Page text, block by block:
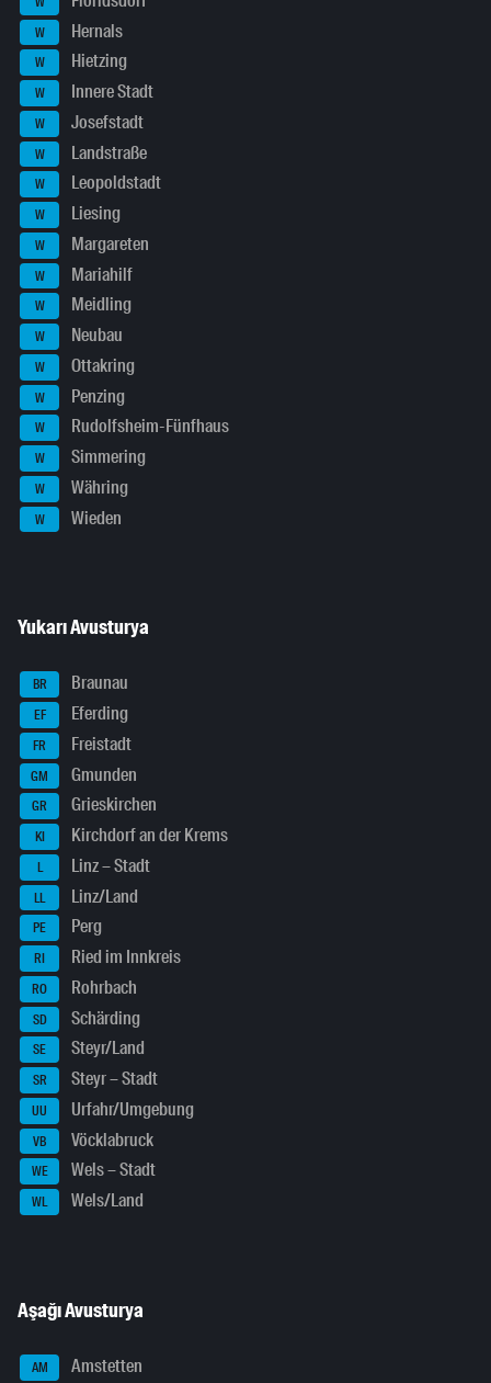
W Hernals
W Hietzing
W Innere Stadt
W Josefstadt
W Landstraße
W Leopoldstadt
W Liesing
W Margareten
W Mariahilf
W Meidling
W Neubau
W Ottakring
W Penzing
W Rudolfsheim-Fünfhaus
W Simmering
W Währing
W Wieden
Yukarı Avusturya
BR Braunau
EF Eferding
FR Freistadt
GM Gmunden
GR Grieskirchen
KI Kirchdorf an der Krems
L Linz – Stadt
LL Linz/Land
PE Perg
RI Ried im Innkreis
RO Rohrbach
SD Schärding
SE Steyr/Land
SR Steyr – Stadt
UU Urfahr/Umgebung
VB Vöcklabruck
WE Wels – Stadt
WL Wels/Land
Aşağı Avusturya
AM Amstetten